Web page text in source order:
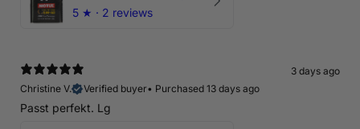
5 ★ · 2 reviews
3 days ago
Christine V.
Verified buyer• Purchased 13 days ago
Passt perfekt. Lg